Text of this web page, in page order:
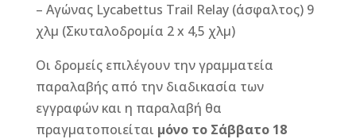
– Αγώνας Lycabettus Trail Relay (άσφαλτος) 9
χλμ (Σκυταλοδρομία 2 x 4,5 χλμ)
Οι δρομείς επιλέγουν την γραμματεία
παραλαβής από την διαδικασία των
εγγραφών και η παραλαβή θα
πραγματοποιείται μόνο το Σάββατο 18